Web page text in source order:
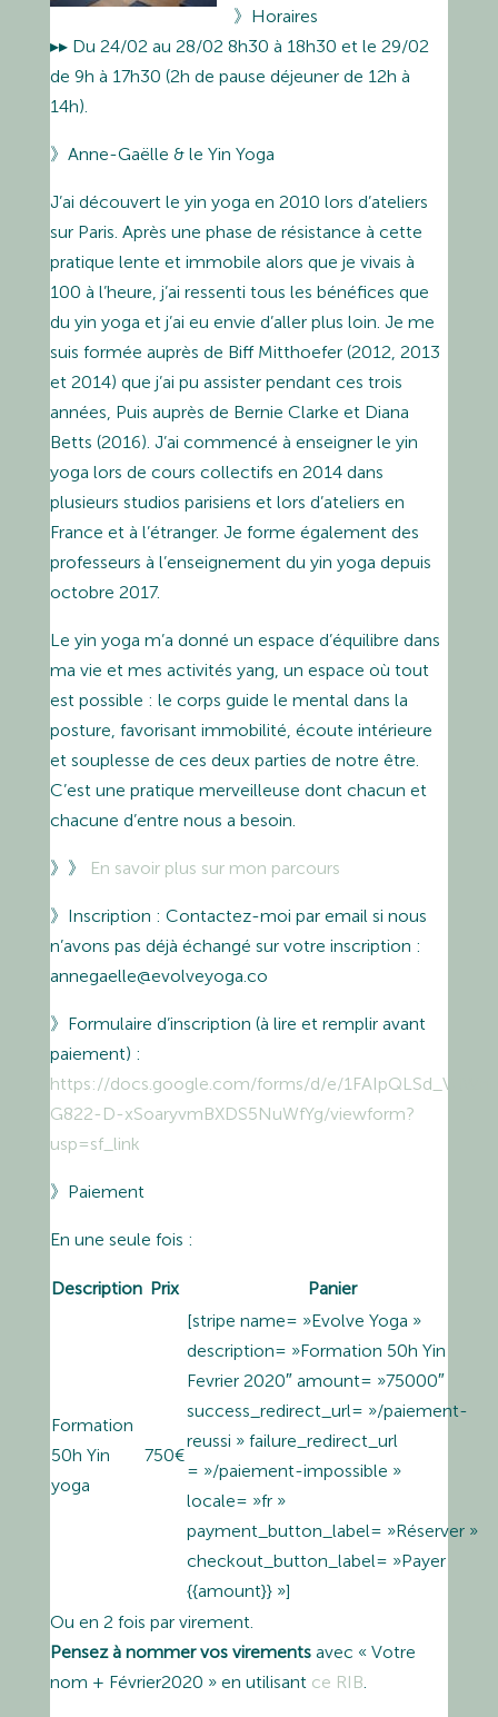
》Horaires
▸▸ Du 24/02 au 28/02 8h30 à 18h30 et le 29/02
de 9h à 17h30 (2h de pause déjeuner de 12h à
14h).
》Anne-Gaëlle & le Yin Yoga
J’ai découvert le yin yoga en 2010 lors d’ateliers
sur Paris. Après une phase de résistance à cette
pratique lente et immobile alors que je vivais à
100 à l’heure, j’ai ressenti tous les bénéfices que
du yin yoga et j’ai eu envie d’aller plus loin. Je me
suis formée auprès de Biff Mitthoefer (2012, 2013
et 2014) que j’ai pu assister pendant ces trois
années, Puis auprès de Bernie Clarke et Diana
Betts (2016). J’ai commencé à enseigner le yin
yoga lors de cours collectifs en 2014 dans
plusieurs studios parisiens et lors d’ateliers en
France et à l’étranger. Je forme également des
professeurs à l’enseignement du yin yoga depuis
octobre 2017.
Le yin yoga m’a donné un espace d’équilibre dans
ma vie et mes activités yang, un espace où tout
est possible : le corps guide le mental dans la
posture, favorisant immobilité, écoute intérieure
et souplesse de ces deux parties de notre être.
C’est une pratique merveilleuse dont chacun et
chacune d’entre nous a besoin.
》》 En savoir plus sur mon parcours
》Inscription : Contactez-moi par email si nous
n’avons pas déjà échangé sur votre inscription :
annegaelle@evolveyoga.co
》Formulaire d’inscription (à lire et remplir avant
paiement) :
https://docs.google.com/forms/d/e/
G822-D-xSoaryvmBXDS5NuWfYg/viewform?
usp=sf_link
》Paiement
En une seule fois :
Description Prix Panier
Formation
50h Yin
yoga
750€
[stripe name= »Evolve Yoga »
description= »Formation 50h Yin
Fevrier 2020″ amount= »75000″
success_redirect_url= »/paiement-
reussi » failure_redirect_url
= »/paiement-impossible »
locale= »fr »
payment_button_label= »Réserver »
checkout_button_label= »Payer
{{amount}} »]
Ou en 2 fois par virement.
Pensez à nommer vos virementsavec « Votre
nom + Février2020 » en utilisant ce RIB.